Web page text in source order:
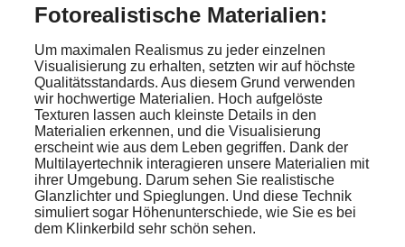
Fotorealistische Materialien:
Um maximalen Realismus zu jeder einzelnen
Visualisierung zu erhalten, setzten wir auf höchste
Qualitätsstandards. Aus diesem Grund verwenden
wir hochwertige Materialien. Hoch aufgelöste
Texturen lassen auch kleinste Details in den
Materialien erkennen, und die Visualisierung
erscheint wie aus dem Leben gegriffen. Dank der
Multilayertechnik interagieren unsere Materialien mit
ihrer Umgebung. Darum sehen Sie realistische
Glanzlichter und Spieglungen. Und diese Technik
simuliert sogar Höhenunterschiede, wie Sie es bei
dem Klinkerbild sehr schön sehen.